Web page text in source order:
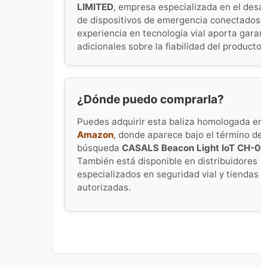
LIMITED, empresa especializada en el
de dispositivos de emergencia
experiencia en tecnología vial aporta
adicionales sobre la fiabilidad del
¿Dónde puedo comprarla?
Puedes adquirir esta baliza homologada
Amazon, donde aparece bajo el término
búsqueda CASALS Beacon Light IoT CH-
También está disponible en distribuidores
especializados en seguridad vial y tiendas
autorizadas.